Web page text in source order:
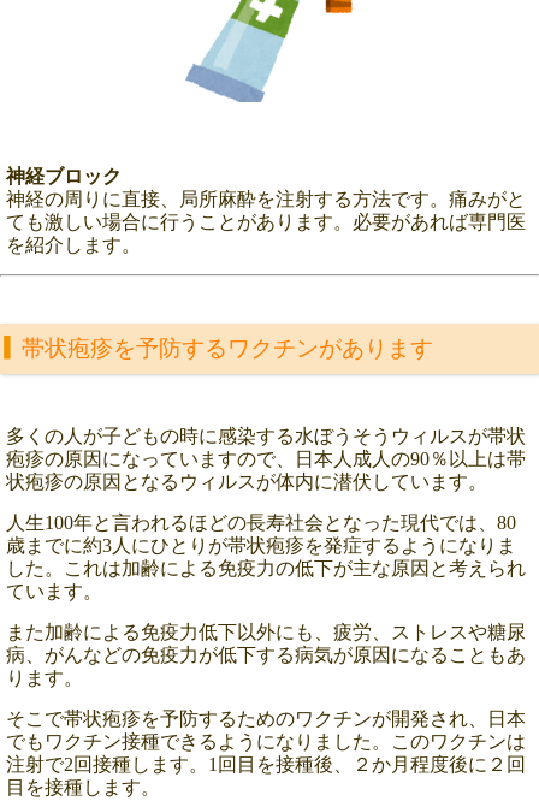
神経ブロック
神経の周りに直接、局所麻酔を注射する方法です。痛みがと
ても激しい場合に行うことがあります。必要があれば専門医
を紹介します。
帯状疱疹を予防するワクチンがあります
多くの人が子どもの時に感染する水ぼうそうウィルスが帯状
疱疹の原因になっていますので、日本人成人の90％以上は帯
状疱疹の原因となるウィルスが体内に潜伏しています。
人生100年と言われるほどの長寿社会となった現代では、80
歳までに約3人にひとりが帯状疱疹を発症するようになりま
した。これは加齢による免疫力の低下が主な原因と考えられ
ています。
また加齢による免疫力低下以外にも、疲労、ストレスや糖尿
病、がんなどの免疫力が低下する病気が原因になることもあ
ります。
そこで帯状疱疹を予防するためのワクチンが開発され、日本
でもワクチン接種できるようになりました。このワクチンは
注射で2回接種します。1回目を接種後、２か月程度後に２回
目を接種します。